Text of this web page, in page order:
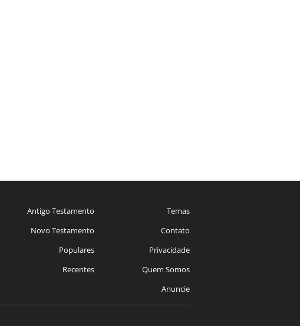
Antigo Testamento
Novo Testamento
Populares
Recentes
Temas
Contato
Privacidade
Quem Somos
Anuncie